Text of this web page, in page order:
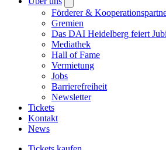
submenu
Förderer &
Gremien
Das DAI Heidelberg feiert
Mediathek
Hall of Fame
Vermietung
Jobs
Barrierefreiheit
Newsletter
Tickets
Kontakt
News